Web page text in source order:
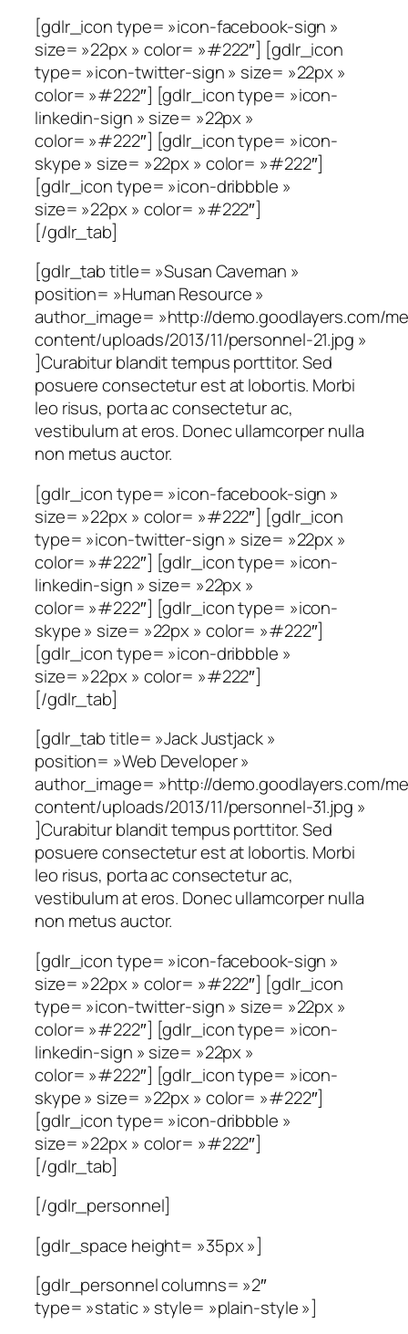
[gdlr_icon type= »icon-facebook-sign »
size= »22px » color= »#222″] [gdlr_icon
type= »icon-twitter-sign » size= »22px »
color= »#222″] [gdlr_icon type= »icon-
linkedin-sign » size= »22px »
color= »#222″] [gdlr_icon type= »icon-
skype » size= »22px » color= »#222″]
[gdlr_icon type= »icon-dribbble »
size= »22px » color= »#222″]
[/gdlr_tab]
[gdlr_tab title= »Susan Caveman »
position= »Human Resource »
author_image= »http://demo.goodlayers.com/
content/uploads/2013/11/personnel-21.jpg »
]Curabitur blandit tempus porttitor. Sed
posuere consectetur est at lobortis. Morbi
leo risus, porta ac consectetur ac,
vestibulum at eros. Donec ullamcorper nulla
non metus auctor.
[gdlr_icon type= »icon-facebook-sign »
size= »22px » color= »#222″] [gdlr_icon
type= »icon-twitter-sign » size= »22px »
color= »#222″] [gdlr_icon type= »icon-
linkedin-sign » size= »22px »
color= »#222″] [gdlr_icon type= »icon-
skype » size= »22px » color= »#222″]
[gdlr_icon type= »icon-dribbble »
size= »22px » color= »#222″]
[/gdlr_tab]
[gdlr_tab title= »Jack Justjack »
position= »Web Developer »
author_image= »http://demo.goodlayers.com/
content/uploads/2013/11/personnel-31.jpg »
]Curabitur blandit tempus porttitor. Sed
posuere consectetur est at lobortis. Morbi
leo risus, porta ac consectetur ac,
vestibulum at eros. Donec ullamcorper nulla
non metus auctor.
[gdlr_icon type= »icon-facebook-sign »
size= »22px » color= »#222″] [gdlr_icon
type= »icon-twitter-sign » size= »22px »
color= »#222″] [gdlr_icon type= »icon-
linkedin-sign » size= »22px »
color= »#222″] [gdlr_icon type= »icon-
skype » size= »22px » color= »#222″]
[gdlr_icon type= »icon-dribbble »
size= »22px » color= »#222″]
[/gdlr_tab]
[/gdlr_personnel]
[gdlr_space height= »35px »]
[gdlr_personnel columns= »2″
type= »static » style= »plain-style »]